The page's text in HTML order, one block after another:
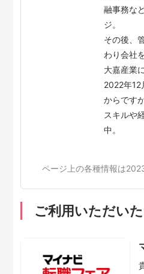
融事務な
ジ。
その後、
わり会社
大嘉産業
2022年12
からです
スキルや
中。
ページ上の各種情報は
ご利用いただい